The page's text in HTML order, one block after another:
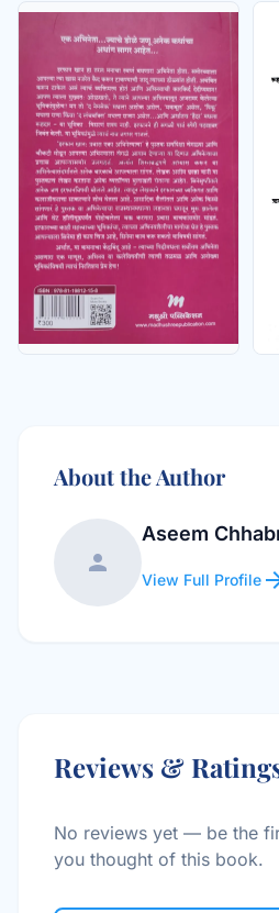
About the Author
person
Aseem
View Full Profile
Reviews &
No reviews yet — be the
you thought of this book.